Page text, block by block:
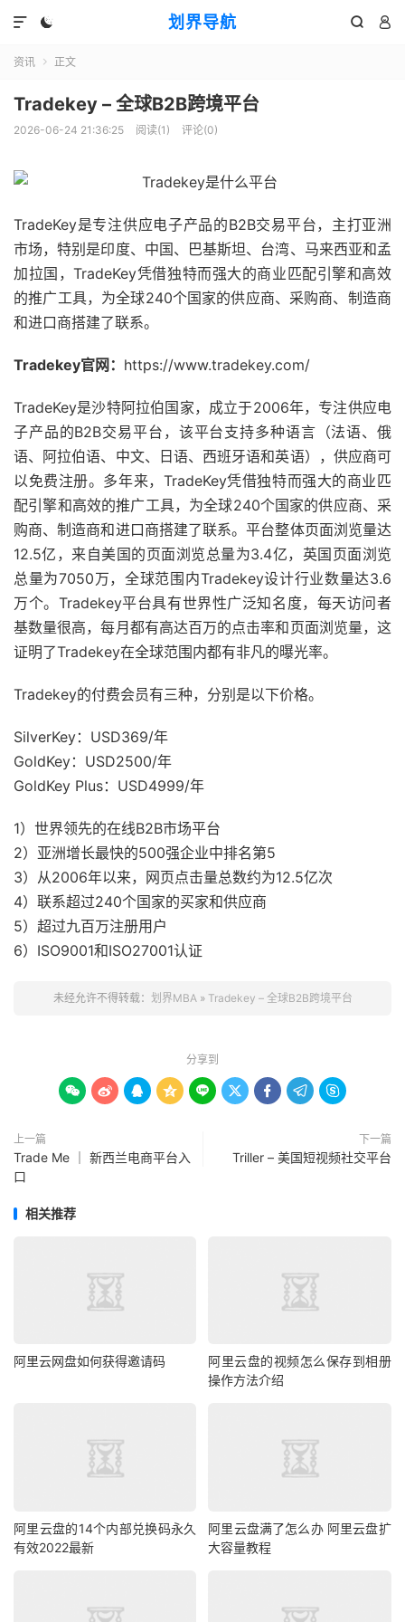
划界导航
  

资讯  正文
Tradekey – 全球B2B跨境平台
2026-06-24 21:36:25 阅读(1 ) 评论(0)
TradeKey是专注供应电子产品的B2B交易平台，主打亚洲
市场，特别是印度、中国、巴基斯坦、台湾、马来西亚和孟
加拉国，TradeKey凭借独特而强大的商业匹配引擎和高效
的推广工具，为全球240个国家的供应商、采购商、制造商
和进口商搭建了联系。
Tradekey官网： https://www.tradekey.com/
TradeKey是沙特阿拉伯国家，成立于2006年，专注供应电
子产品的B2B交易平台，该平台支持多种语言（法语、俄
语、阿拉伯语、中文、日语、西班牙语和英语），供应商可
以免费注册。多年来，TradeKey凭借独特而强大的商业匹
配引擎和高效的推广工具，为全球240个国家的供应商、采
购商、制造商和进口商搭建了联系。平台整体页面浏览量达
12.5亿，来自美国的页面浏览总量为3.4亿，英国页面浏览
总量为7050万，全球范围内Tradekey设计行业数量达3.6
万个。Tradekey平台具有世界性广泛知名度，每天访问者
基数量很高，每月都有高达百万的点击率和页面浏览量，这
证明了Tradekey在全球范围内都有非凡的曝光率。
Tradekey的付费会员有三种，分别是以下价格。
SilverKey：USD369/年
GoldKey：USD2500/年
GoldKey Plus：USD4999/年
1）世界领先的在线B2B市场平台
2）亚洲增长最快的500强企业中排名第5
3）从2006年以来，网页点击量总数约为12.5亿次
4）联系超过240个国家的买家和供应商
5）超过九百万注册用户
6）ISO9001和ISO27001认证
未经允许不得转载： 划界MBA» Tradekey – 全球B2B跨境平台
分享到
        
上一篇
Trade Me ｜ 新西兰电商平台入
口
下一篇
Triller – 美国短视频社交平台
相关推荐
阿里云网盘如何获得邀请码
阿里云盘的视频怎么保存到相册
操作方法介绍
阿里云盘的14个内部兑换码永久
有效2022最新
阿里云盘满了怎么办 阿里云盘扩
大容量教程